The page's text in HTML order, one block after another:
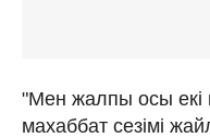
"Мен жалпы осы екі
махаббат сезімі